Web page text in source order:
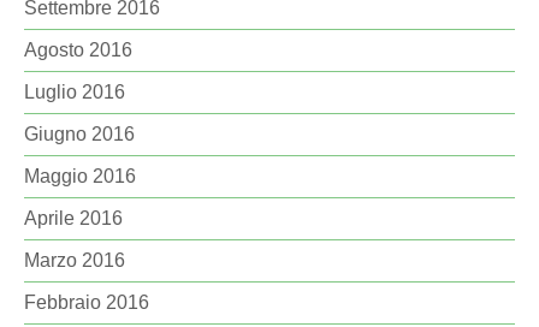
Settembre 2016
Agosto 2016
Luglio 2016
Giugno 2016
Maggio 2016
Aprile 2016
Marzo 2016
Febbraio 2016